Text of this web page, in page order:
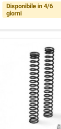
Disponibile in 4/6
giorni